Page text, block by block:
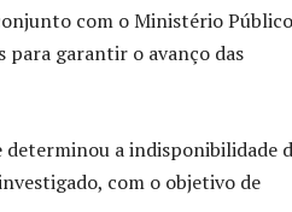
com oMinistério
para garantir o avanço das
determinou a indisponibilidade
com o objetivo de